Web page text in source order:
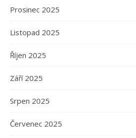
Prosinec 2025
Listopad 2025
Říjen 2025
Září 2025
Srpen 2025
Červenec 2025